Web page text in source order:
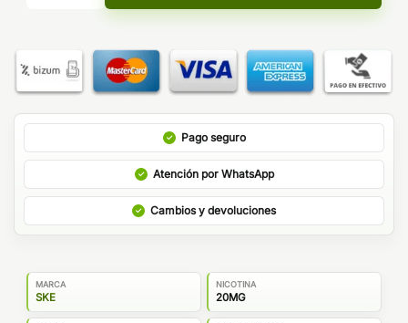
Pago seguro
Atención por WhatsApp
Cambios y devoluciones
MARCA
SKE
NICOTINA
20MG